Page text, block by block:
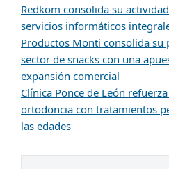
Redkom consolida su
servicios informáticos
Productos Monti consolida su
sector de snacks con una
expansión comercial
Clínica Ponce de León
ortodoncia con tratamientos
las edades